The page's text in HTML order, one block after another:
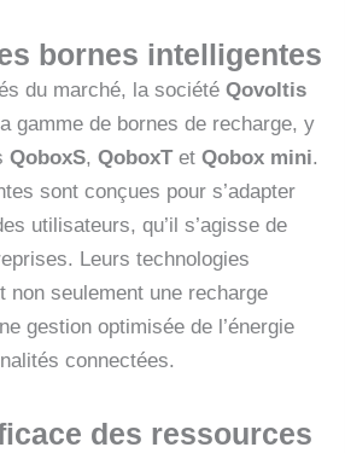
bornes intelligentes
du marché, la société Qovoltis
gamme de bornes de recharge, y
QoboxS, QoboxTet Qobox mini.
sont conçues pour s’adapter
utilisateurs, qu’il s’agisse de
Leurs technologies
non seulement une recharge
gestion optimisée de l’énergie
connectées.
des ressources